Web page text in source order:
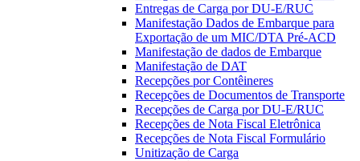
Entregas de Carga por DU-E/RUC
Manifestação Dados de Embarque para
Exportação de um MIC/DTA Pré-ACD
Manifestação de dados de Embarque
Manifestação de DAT
Recepções por Contêineres
Recepções de Documentos de Transporte
Recepções de Carga por DU-E/RUC
Recepções de Nota Fiscal Eletrônica
Recepções de Nota Fiscal Formulário
Unitização de Carga